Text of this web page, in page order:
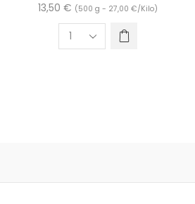
13,50€ (500 g - 27,00€/Kilo)